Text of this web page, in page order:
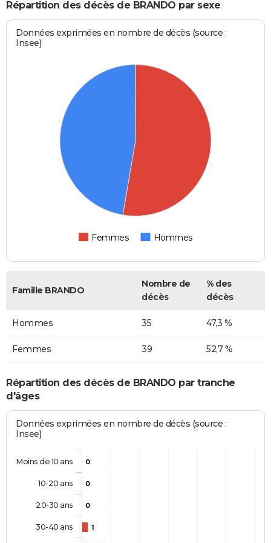
Répartition des décès de BRANDO par sexe
Données exprimées en nombre de décès (source :
Insee)
Femmes Hommes
Famille BRANDO
Nombre de
décès
% des
décès
Hommes 35 47,3 %
Femmes 39 52,7 %
Répartition des décès de BRANDO par tranche
d'âges
Données exprimées en nombre de décès (source :
Insee)
0
0
0
1
Moins de 10 ans
10-20 ans
20-30 ans
30-40 ans